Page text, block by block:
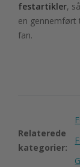
festartikler,
en gennemført
fan.
Relaterede
kategorier: